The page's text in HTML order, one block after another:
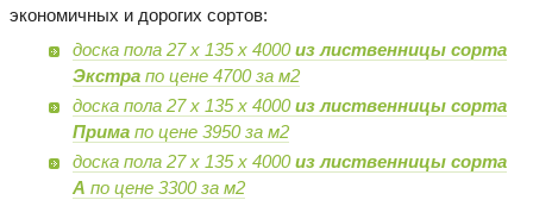
экономичных и дорогих сортов:
доска пола 27 х 135 х 4000из лиственницы сорта
Экстрапо цене 4700 за м2
доска пола 27 х 135 х 4000из лиственницы сорта
Примапо цене 3950 за м2
доска пола 27 х 135 х 4000из лиственницы сорта
А по цене 3300 за м2